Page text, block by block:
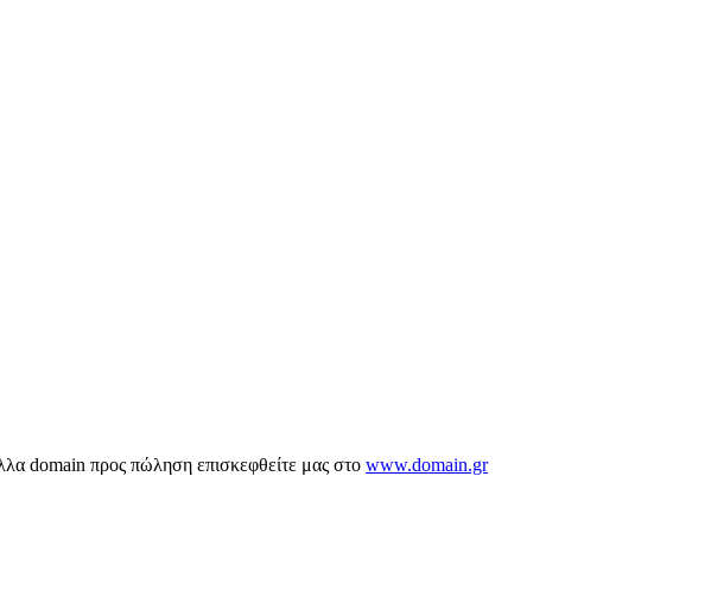
domain προς πώληση επισκεφθείτε μας στο www.domain.gr